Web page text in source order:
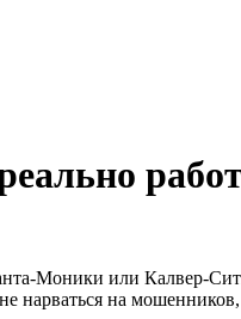
Моники или Калвер-
на